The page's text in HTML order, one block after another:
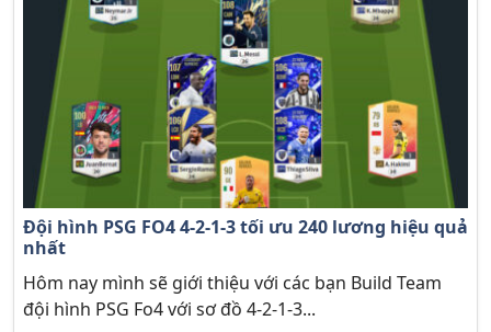
Đội hình PSG FO4 4-2-1-3 tối ưu 240 lương hiệu quả
nhất
Hôm nay mình sẽ giới thiệu với các bạn Build Team
đội hình PSG Fo4 với sơ đồ 4-2-1-3...